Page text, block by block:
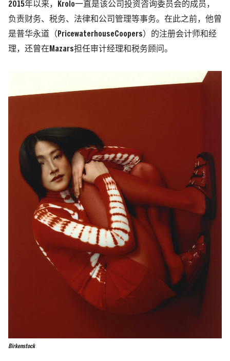
2015年以来，Krolo一直是该公司投资咨询委员会的成员，
负责财务、税务、法律和公司管理等事务。在此之前，他曾
是普华永道（PricewaterhouseCoopers）的注册会计师和经
理，还曾在Mazars担任审计经理和税务顾问。
Birkenstock